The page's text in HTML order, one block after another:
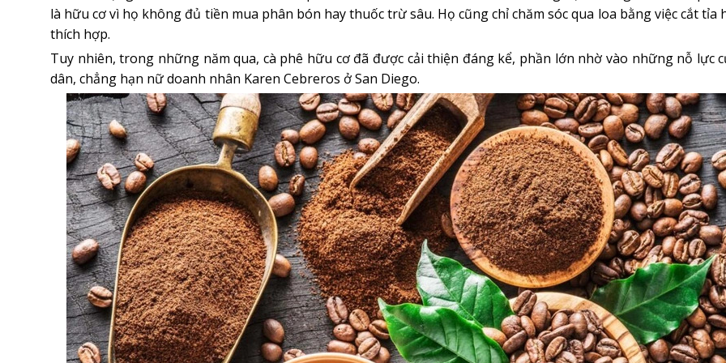
là hữu cơ vì họ không đủ tiền mua phân bón hay thuốc trừ sâu. Họ cũng chỉ chăm sóc qua loa bằng việc cắt tỉa
thích hợp.
Tuy nhiên, trong những năm qua, cà phê hữu cơ đã được cải thiện đáng kể, phần lớn nhờ vào những nỗ lực
dân, chẳng hạn nữ doanh nhân Karen Cebreros ở San Diego.